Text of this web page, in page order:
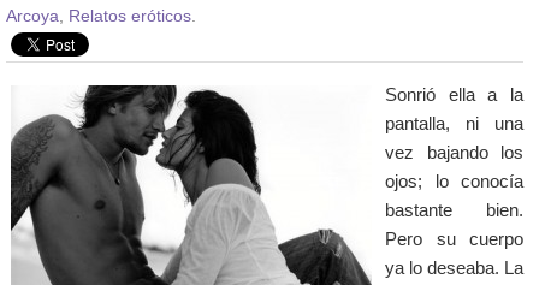
Arcoya
Relatos eróticos
Sonrió ella a la
pantalla, ni una
vez bajando los
ojos; lo conocía
bastante bien.
Pero su cuerpo
ya lo deseaba. La